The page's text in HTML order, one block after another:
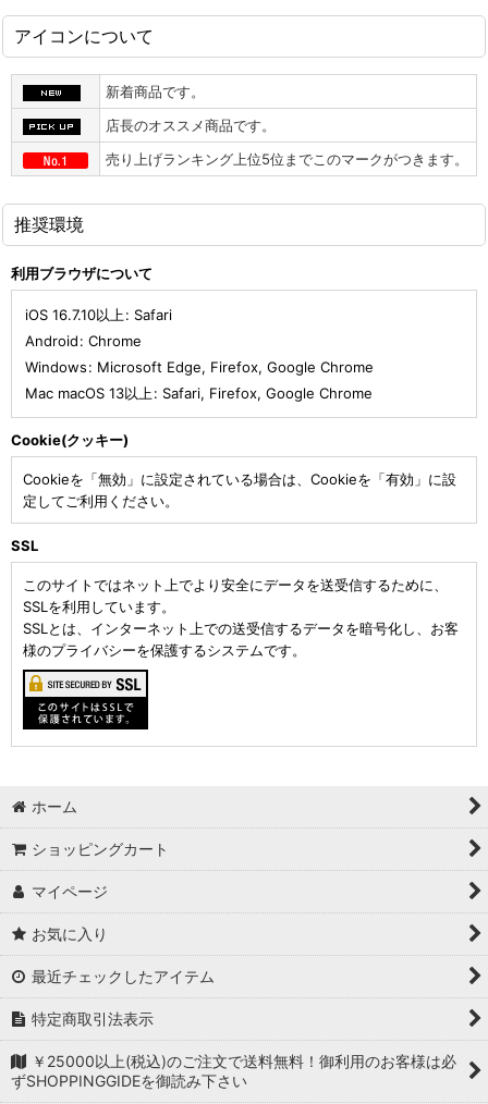
アイコンについて
新着商品です。
店長のオススメ商品です。
売り上げランキング上位5位までこのマークがつきます。
推奨環境
利用ブラウザについて
iOS 16.7.10以上: Safari
Android: Chrome
Windows: Microsoft Edge, Firefox, Google Chrome
Mac macOS 13以上: Safari, Firefox, Google Chrome
Cookie(クッキー)
Cookieを「無効」に設定されている場合は、Cookieを「有効」に設
定してご利用ください。
SSL
このサイトではネット上でより安全にデータを送受信するために、
SSLを利用しています。
SSLとは、インターネット上での送受信するデータを暗号化し、お客
様のプライバシーを保護するシステムです。
ホーム
ショッピングカート
マイページ
お気に入り
最近チェックしたアイテム
特定商取引法表示
￥25000以上(税込)のご注文で送料無料！御利用のお客様は必
ずSHOPPINGGIDEを御読み下さい